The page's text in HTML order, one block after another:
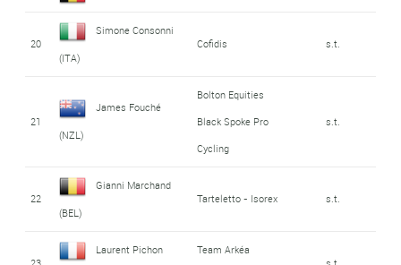
20
Simone Consonni
(ITA)
Cofidis s.t.
21
James Fouché
(NZL)
Bolton Equities
Black Spoke Pro
Cycling
s.t.
22
Gianni Marchand
(BEL)
Tarteletto - Isorex s.t.
Laurent Pichon
Team Arkéa